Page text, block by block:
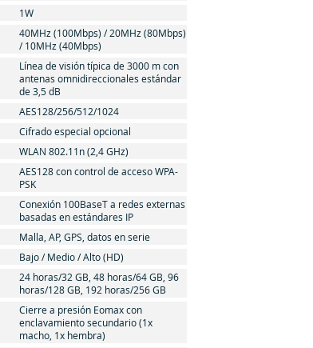
1W
40MHz (100Mbps) / 20MHz (80Mbps)
/ 10MHz (40Mbps)
Línea de visión típica de 3000 m con
antenas omnidireccionales estándar
de 3,5 dB
AES128/256/512/1024
Cifrado especial opcional
WLAN 802.11n (2,4 GHz)
AES128 con control de acceso WPA-
PSK
Conexión 100BaseT a redes externas
basadas en estándares IP
Malla, AP, GPS, datos en serie
Bajo / Medio / Alto (HD)
24 horas/32 GB, 48 horas/64 GB, 96
horas/128 GB, 192 horas/256 GB
Cierre a presión Eomax con
enclavamiento secundario (1x
macho, 1x hembra)